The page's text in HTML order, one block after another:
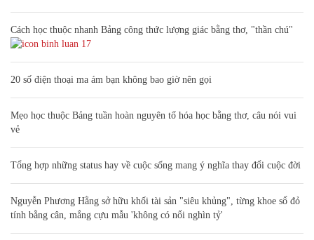
Cách học thuộc nhanh Bảng công thức lượng giác bằng thơ, "thần chú"
17
20 số điện thoại ma ám bạn không bao giờ nên gọi
Mẹo học thuộc Bảng tuần hoàn nguyên tố hóa học bằng thơ, câu nói vui
vẻ
Tổng hợp những status hay về cuộc sống mang ý nghĩa thay đổi cuộc đời
Nguyễn Phương Hằng sở hữu khối tài sản "siêu khủng", từng khoe sổ đỏ
tính bằng cân, mắng cựu mẫu 'không có nổi nghìn tỷ'